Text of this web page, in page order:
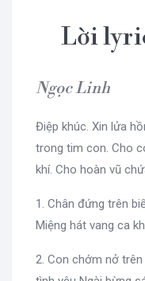
Lời
Ngọc Linh
Điệp khúc. Xin lửa
trong tim con. Cho
khí. Cho hoàn vũ
1. Chân đứng trên
Miệng hát vang ca
2. Con chớm nở